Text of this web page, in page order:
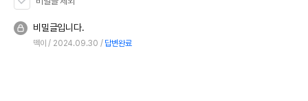
비밀글입니다.
떽이 2024.09.30 답변완료